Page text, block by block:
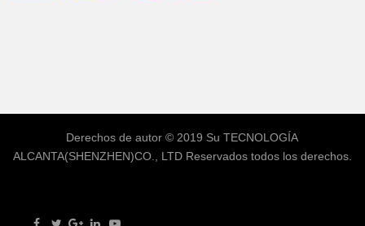
Derechos de autor © 2019 SuTECNOLOGÍA
ALCANTA(SHENZHEN)CO., LTDReservados todos los derechos.